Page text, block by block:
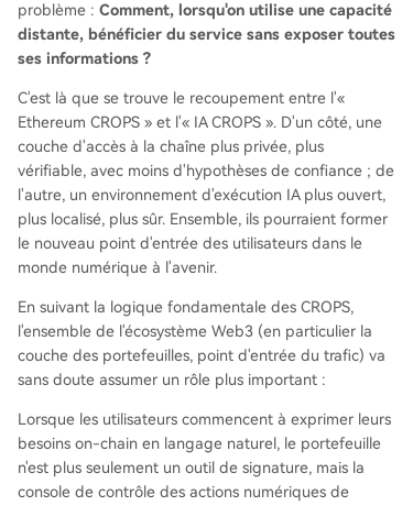
problème : Comment, lorsqu'on utilise une capacité
distante, bénéficier du service sans exposer toutes
ses informations ?
C'est là que se trouve le recoupement entre l'«
Ethereum CROPS » et l'« IA CROPS ». D'un côté, une
couche d'accès à la chaîne plus privée, plus
vérifiable, avec moins d'hypothèses de confiance ; de
l'autre, un environnement d'exécution IA plus ouvert,
plus localisé, plus sûr. Ensemble, ils pourraient former
le nouveau point d'entrée des utilisateurs dans le
monde numérique à l'avenir.
En suivant la logique fondamentale des CROPS,
l'ensemble de l'écosystème Web3 (en particulier la
couche des portefeuilles, point d'entrée du trafic) va
sans doute assumer un rôle plus important :
Lorsque les utilisateurs commencent à exprimer leurs
besoins on-chain en langage naturel, le portefeuille
n'est plus seulement un outil de signature, mais la
console de contrôle des actions numériques de